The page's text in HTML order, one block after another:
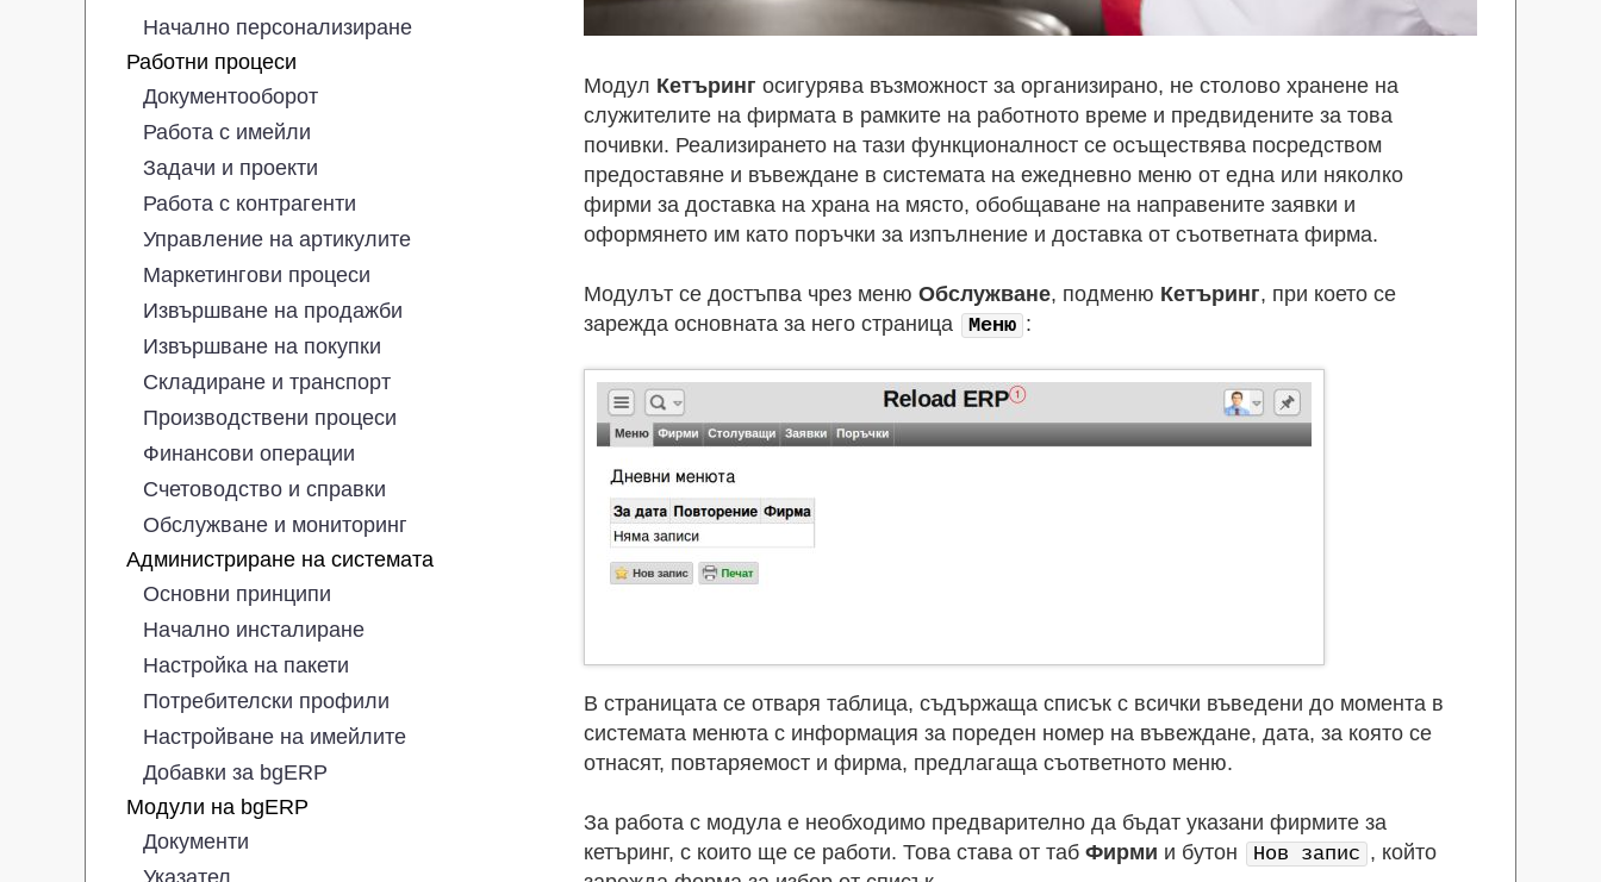
Начално персонализиране
Работни процеси
Документооборот
Работа с имейли
Задачи и проекти
Работа с контрагенти
Управление на артикулите
Маркетингови процеси
Извършване на продажби
Извършване на покупки
Складиране и транспорт
Производствени процеси
Финансови операции
Счетоводство и справки
Обслужване и мониторинг
Администриране на системата
Основни принципи
Начално инсталиране
Настройка на пакети
Потребителски профили
Настройване на имейлите
Добавки за bgERP
Модули на bgERP
Документи
Указател
Модул Кетъринг осигурява възможност за организирано, не столово хранене на
служителите на фирмата в рамките на работното време и предвидените за това
почивки. Реализирането на тази функционалност се осъществява посредством
предоставяне и въвеждане в системата на ежедневно меню от една или няколко
фирми за доставка на храна на място, обобщаване на направените заявки и
оформянето им като поръчки за изпълнение и доставка от съответната фирма.
Модулът се достъпва чрез менюОбслужване, подменю Кетъринг, при което се
зарежда основната за него страница
Меню :
В страницата се отваря таблица, съдържаща списък с всички въведени до момента в
системата менюта с информация за пореден номер на въвеждане, дата, за която се
отнасят, повтаряемост и фирма, предлагаща съответното меню.
За работа с модула е необходимо предварително да бъдат указани фирмите за
кетъринг, с които ще се работи. Това става от табФирми и бутон Нов запис , който